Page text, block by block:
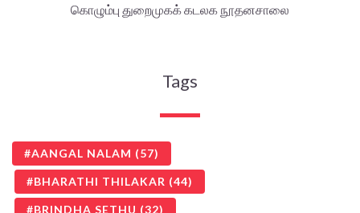
கொழும்பு துறைமுகக் கடலக நூதனசாலை
Tags
AANGAL NALAM (57)
BHARATHI THILAKAR (44)
BRINDHA SETHU (32)